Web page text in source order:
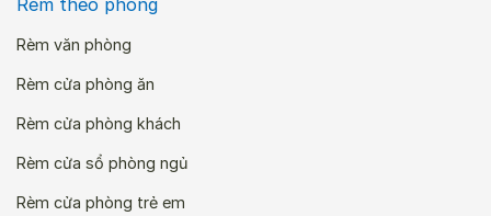
Rèm văn phòng
Rèm cửa phòng ăn
Rèm cửa phòng khách
Rèm cửa sổ phòng ngủ
Rèm cửa phòng trẻ em